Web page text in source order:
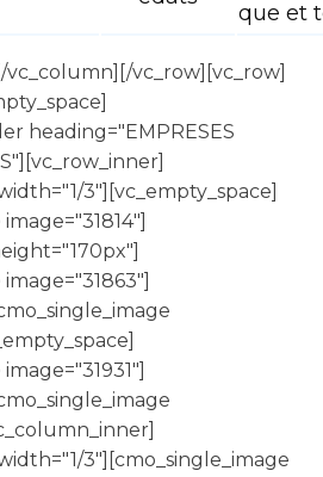
que et
vc_row][vc_row]
heading="EMPRESES
3"][vc_empty_space]
3"][cmo_single_image